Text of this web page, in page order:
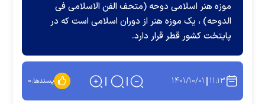
موزه هنر اسلامی دوحه (متحف الفن الاسلامی فی
الدوحه) ‏، یک موزه هنر از دوران اسلامی است که در
پایتخت کشور قطر قرار دارد.
۱۱:۱۳ ۱۴۰۱/۱۰/۰۱ پسندها:۰